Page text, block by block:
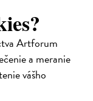
Artforum
a meranie
vášho